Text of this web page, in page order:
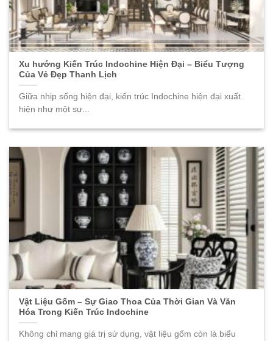
Xu hướng Kiến Trúc Indochine Hiện Đại – Biểu Tượng
Của Vẻ Đẹp Thanh Lịch
Giữa nhịp sống hiện đại, kiến trúc Indochine hiện đại xuất
hiện như một sự...
Vật Liệu Gốm – Sự Giao Thoa Của Thời Gian Và Văn
Hóa Trong Kiến Trúc Indochine
Không chỉ mang giá trị sử dụng, vật liệu gốm còn là biểu